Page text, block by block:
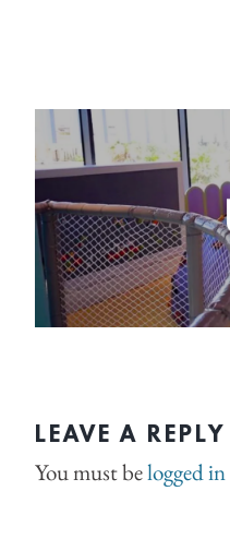
LEAVE A REPLY
You must belogged in